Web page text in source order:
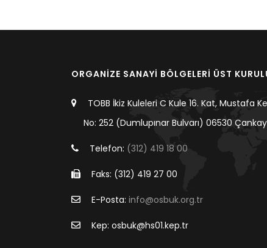
ORGANİZE SANAYİ BÖLGELERİ ÜST
TOBB İkiz Kuleleri C Kule 16. Kat, Mustafa
No: 252 (Dumlupınar Bulvarı) 06530
Telefon: (312) 419 18 00
Faks: (312) 419 27 00
E-Posta: info@osbuk.org.tr
Kep: osbuk@hs01.kep.tr